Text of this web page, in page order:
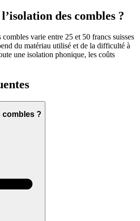
des combles ?
varie entre 25 et 50 francs suisses
du matériau utilisé et de la difficulté à
une isolation phonique, les coûts
combles ?